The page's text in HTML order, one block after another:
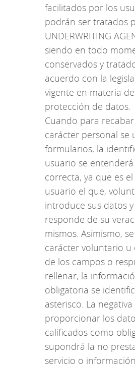
facilitados por los
podrán ser tratados
UNDERWRITING
siendo en todo
conservados y
acuerdo con la
vigente en materia de
protección de datos.
Cuando para
carácter personal se
formularios, la
usuario se
correcta, ya que es
usuario el que,
introduce sus datos
responde de su
mismos. Asimismo,
carácter voluntario u
de los campos o
rellenar, la
obligatoria se
asterisco. La negativa
proporcionar los
calificados como
supondrá la no
servicio o